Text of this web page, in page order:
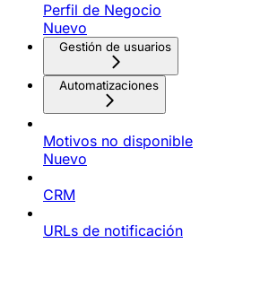
Perfil de Negocio
Nuevo
Gestión de usuarios
Automatizaciones
Motivos no disponible
Nuevo
CRM
URLs de notificación